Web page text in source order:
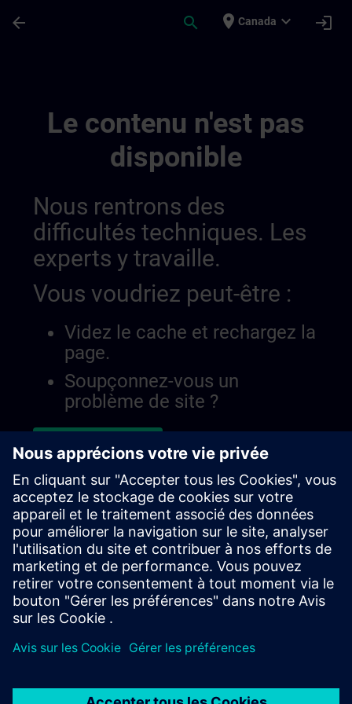
arrow_back search place Canada expand_more login
Le contenu n'est pas
disponible
Nous rentrons des
difficultés techniques. Les
experts y travaille.
Vous voudriez peut-être :
Videz le cache et rechargez la
page.
Soupçonnez-vous un
problème de site ?